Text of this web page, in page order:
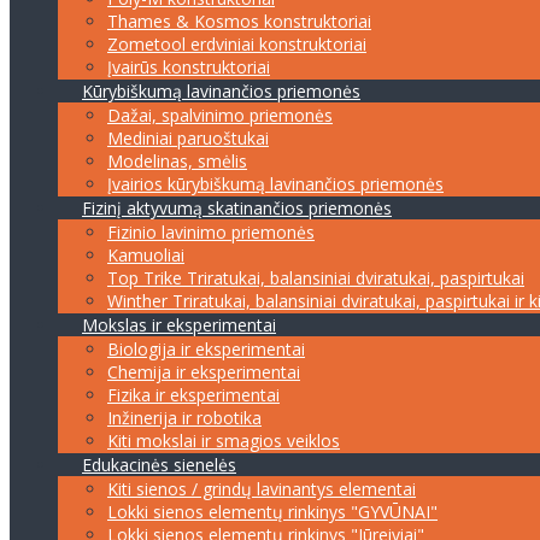
Thames & Kosmos konstruktoriai
Zometool erdviniai konstruktoriai
Įvairūs konstruktoriai
Kūrybiškumą lavinančios priemonės
Dažai, spalvinimo priemonės
Mediniai paruoštukai
Modelinas, smėlis
Įvairios kūrybiškumą lavinančios priemonės
Fizinį aktyvumą skatinančios priemonės
Fizinio lavinimo priemonės
Kamuoliai
Top Trike Triratukai, balansiniai dviratukai, paspirtukai
Winther Triratukai, balansiniai dviratukai, paspirtukai ir
Mokslas ir eksperimentai
Biologija ir eksperimentai
Chemija ir eksperimentai
Fizika ir eksperimentai
Inžinerija ir robotika
Kiti mokslai ir smagios veiklos
Edukacinės sienelės
Kiti sienos / grindų lavinantys elementai
Lokki sienos elementų rinkinys "GYVŪNAI"
Lokki sienos elementų rinkinys "Jūreiviai"